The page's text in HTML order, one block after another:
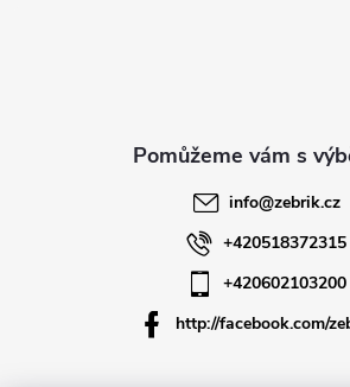
info@zebrik.cz
+420518372315
+420602103200
http://facebook.com/